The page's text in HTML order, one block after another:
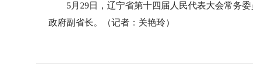
5月29日，辽宁省第十四届人民代表大会常务委
政府副省长。（记者：关艳玲）